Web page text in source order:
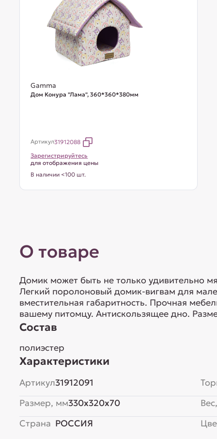
Gamma
Дом Конура "Лама", 360*360*380мм
Артикул31912088
Зарегистрируйтесь
для отображения цены
В наличии <100 шт.
О товаре
Домик может быть не только удивительно
Легкий поролоновый домик-вигвам для
вместительная габаритность. Прочная
вашему питомцу. Антискользящее дно.
Состав
полиэстер
Характеристики
Артикул31912091
Размер, мм330x320x70
Страна РОССИЯ